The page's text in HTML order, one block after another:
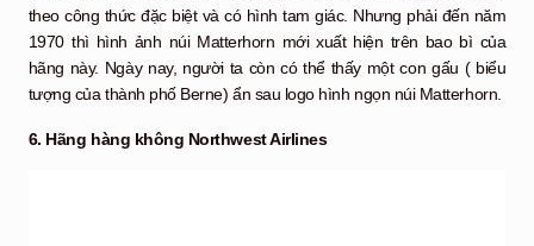
theo công thức đặc biệt và có hình tam giác. Nhưng phải đến năm
1970 thì hình ảnh núi Matterhorn mới xuất hiện trên bao bì của
hãng này. Ngày nay, người ta còn có thể thấy một con gấu ( biểu
tượng của thành phố Berne) ẩn sau logo hình ngọn núi Matterhorn.
6. Hãng hàng không Northwest Airlines